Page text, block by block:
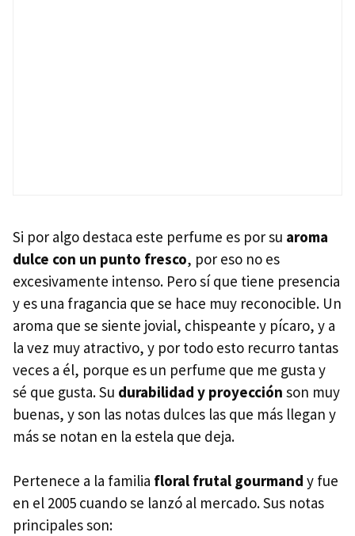
Si por algo destaca este perfume es por su aroma
dulce con un punto fresco, por eso no es
excesivamente intenso. Pero sí que tiene presencia
y es una fragancia que se hace muy reconocible. Un
aroma que se siente jovial, chispeante y pícaro, y a
la vez muy atractivo, y por todo esto recurro tantas
veces a él, porque es un perfume que me gusta y
sé que gusta. Su durabilidad y proyección son muy
buenas, y son las notas dulces las que más llegan y
más se notan en la estela que deja.
Pertenece a la familia floral frutal gourmand y fue
en el 2005 cuando se lanzó al mercado. Sus notas
principales son: